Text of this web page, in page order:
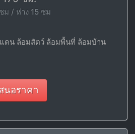
ม / ห่าง 15 ซม
ดน ล้อมสัตว์ ล้อมพื้นที่ ล้อมบ้าน
นอราคา